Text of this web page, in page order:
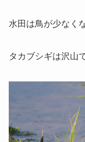
水田は鳥が少なく
タカブシギは沢山